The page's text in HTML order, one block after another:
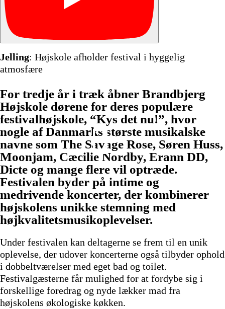
Jelling: Højskole afholder festival i hyggelig
atmosfære
For tredje år i træk åbner Brandbjerg
Højskole dørene for deres populære
festivalhøjskole, “Kys det nu!”, hvor
nogle af Danmarks største musikalske
navne som The Savage Rose, Søren Huss,
Moonjam, Cæcilie Nordby, Erann DD,
Dicte og mange flere vil optræde.
Festivalen byder på intime og
medrivende koncerter, der kombinerer
højskolens unikke stemning med
højkvalitetsmusikoplevelser.
Under festivalen kan deltagerne se frem til en unik
oplevelse, der udover koncerterne også tilbyder ophold
i dobbeltværelser med eget bad og toilet.
Festivalgæsterne får mulighed for at fordybe sig i
forskellige foredrag og nyde lækker mad fra
højskolens økologiske køkken.